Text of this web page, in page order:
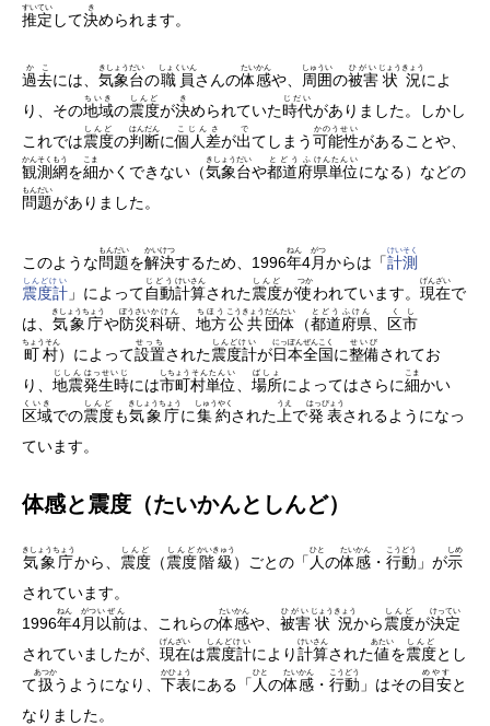
推定
すいてい
して決
き
められます。
過去
かこ
には、 気象台
きしょうだい
の職員
しょくいん
さんの体感
たいかん
や、 周囲
しゅうい
の被害
ひがい
状況
じょうきょう
によ
り、その地域
ちいき
の震度
しんど
が決
き
められていた時代
じだい
がありました。しかし
これでは震度
しんど
の判断
はんだん
に個人差
こじんさ
が出
で
てしまう可能性
かのうせい
があることや、
観測網
かんそくもう
を細
こま
かくできない（気象台
きしょうだい
や都道府
とどうふ
県単位
けんたんい
になる）などの
問題
もんだい
がありました。
このような問題
もんだい
を解決
かいけつ
するため、1996年
ねん
4月
がつ
からは「計測
けいそく
震度計
しんどけい
」によって自動
じどう
計算
けいさん
された震度
しんど
が使
つか
われています。 現在
げんざい
で
は、 気象庁
きしょうちょう
や防災
ぼうさい
科研
かけん
地方
ちほう
公共
こうきょう
団体
だんたい
（都道
とどう
府県
ふけん
区市
くし
町村
ちょうそん
）によって設置
せっち
された震度計
しんどけい
が日本
にっぽん
全国
ぜんこく
に整備
せいび
されてお
り、 地震
じしん
発生時
はっせいじ
には市町
しちょう
村単位
そんたんい
場所
ばしょ
によってはさらに細
こま
かい
区域
くいき
での震度
しんど
も気象庁
きしょうちょう
に集約
しゅうやく
された 上
うえ
で発表
はっぴょう
されるようになっ
ています。
体感と震度（たいかんとしんど）
気象庁
きしょうちょう
から、 震度
しんど
（震度
しんど
階級
かいきゅう
）ごとの「 人
ひと
の体感
たいかん
・ 行動
こうどう
」が示
しめ
されています。
1996年
ねん
4月
がつ
以前
いぜん
は、これらの体感
たいかん
や、 被害
ひがい
状況
じょうきょう
から震度
しんど
が決定
けってい
されていましたが、 現在
げんざい
は震度計
しんどけい
により計算
けいさん
された値
あたい
を震度
しんど
とし
て扱
あつか
うようになり、 下表
かひょう
にある「 人
ひと
の体感
たいかん
・ 行動
こうどう
」はその目安
めやす
と
なりました。